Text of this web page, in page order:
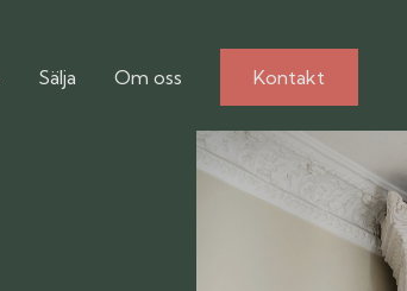
Sälja Om oss Kontakt